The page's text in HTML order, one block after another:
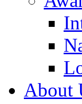
About